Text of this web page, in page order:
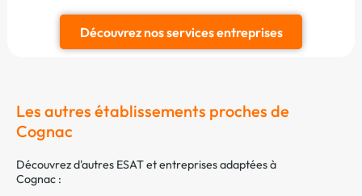
Découvrez nos services entreprises
Les autres établissements proches de
Cognac
Découvrez d'autres ESAT et entreprises adaptées à
Cognac :